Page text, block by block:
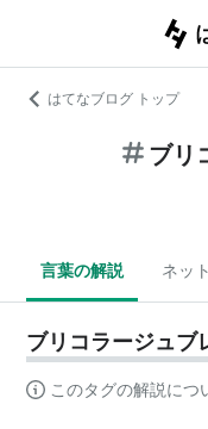
はてなブログ トップ
ブリ
言葉の解説 ネッ
ブリコラージュブ
このタグの解説につ